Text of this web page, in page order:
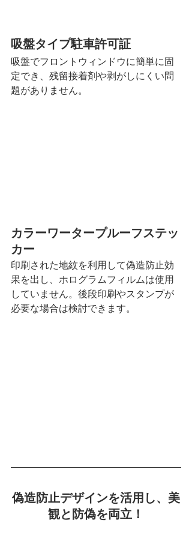
吸盤タイプ駐車許可証
吸盤でフロントウィンドウに簡単に固
定でき、残留接着剤や剥がしにくい問
題がありません。
カラーワータープルーフステッ
カー
印刷された地紋を利用して偽造防止効
果を出し、ホログラムフィルムは使用
していません。後段印刷やスタンプが
必要な場合は検討できます。
偽造防止デザインを活用し、美
観と防偽を両立！